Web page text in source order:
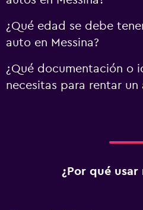
¿Qué edad se debe
auto en Messina?
¿Qué documentación o
necesitas para rentar un
¿Por qué usar